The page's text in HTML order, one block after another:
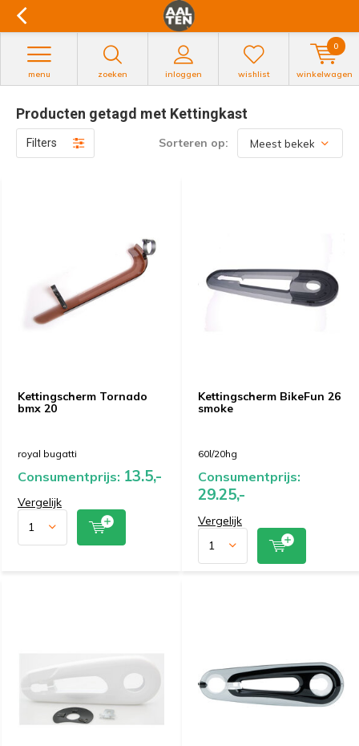
zoeken inloggen
menu wishlist winkelwagen
0
Producten getagd met Kettingkast
Filters Sorteren op:
Kettingscherm Tornado
bmx 20
royal bugatti
Consumentprijs: 13.5,-
Vergelijk
Kettingscherm BikeFun 26
smoke
60l/20hg
Consumentprijs:
29.25,-
Vergelijk